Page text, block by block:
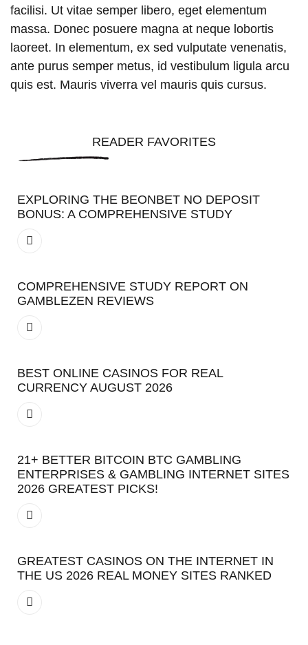
facilisi. Ut vitae semper libero, eget elementum
massa. Donec posuere magna at neque lobortis
laoreet. In elementum, ex sed vulputate venenatis,
ante purus semper metus, id vestibulum ligula arcu
quis est. Mauris viverra vel mauris quis cursus.
READER FAVORITES
EXPLORING THE BEONBET NO DEPOSIT
BONUS: A COMPREHENSIVE STUDY
COMPREHENSIVE STUDY REPORT ON
GAMBLEZEN REVIEWS
BEST ONLINE CASINOS FOR REAL
CURRENCY AUGUST 2026
21+ BETTER BITCOIN BTC GAMBLING
ENTERPRISES & GAMBLING INTERNET SITES
2026 GREATEST PICKS!
GREATEST CASINOS ON THE INTERNET IN
THE US 2026 REAL MONEY SITES RANKED